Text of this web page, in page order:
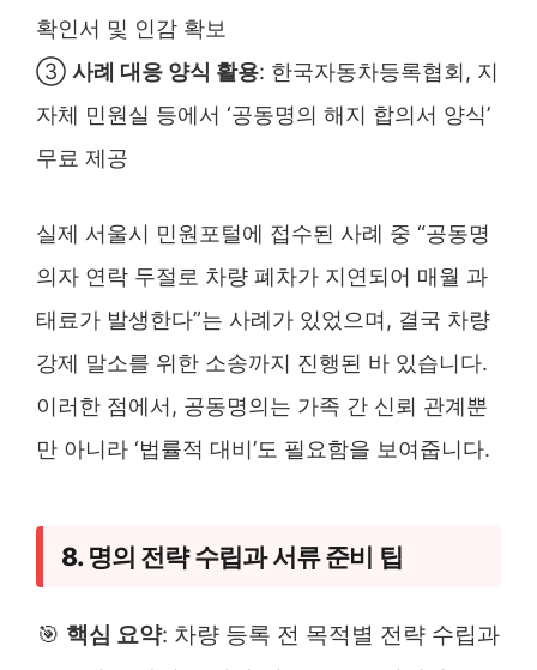
확인서 및 인감 확보
③ 사례 대응 양식 활용: 한국자동차등록협회, 지
자체 민원실 등에서 ‘공동명의 해지 합의서 양식’
무료 제공
실제 서울시 민원포털에 접수된 사례 중 “공동명
의자 연락 두절로 차량 폐차가 지연되어 매월 과
태료가 발생한다”는 사례가 있었으며, 결국 차량
강제 말소를 위한 소송까지 진행된 바 있습니다.
이러한 점에서, 공동명의는 가족 간 신뢰 관계뿐
만 아니라 ‘법률적 대비’도 필요함을 보여줍니다.
8. 명의 전략 수립과 서류 준비 팁
🎯 핵심 요약: 차량 등록 전 목적별 전략 수립과